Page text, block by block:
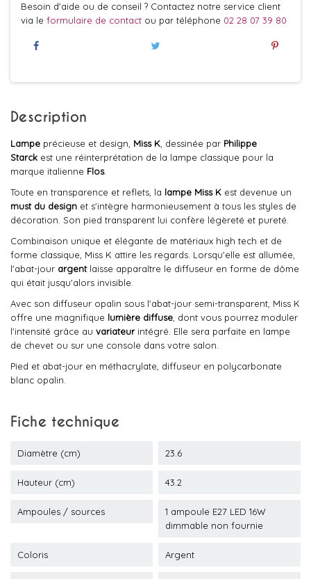
Besoin d'aide ou de conseil ? Contactez notre service client
via le formulaire de contact ou par téléphone 02 28 07 39 80
Description
Lampe précieuse et design, Miss K , dessinée par Philippe
Starck est une réinterprétation de la lampe classique pour la
marque italienne Flos.
Toute en transparence et reflets, la lampe Miss K est devenue un
must du design et s'intègre harmonieusement à tous les styles de
décoration. Son pied transparent lui confère légèreté et pureté.
Combinaison unique et élégante de matériaux high tech et de
forme classique, Miss K attire les regards. Lorsqu'elle est allumée,
l'abat-jour argentlaisse apparaître le diffuseur en forme de dôme
qui était jusqu'alors invisible.
Avec son diffuseur opalin sous l'abat-jour semi-transparent, Miss K
offre une magnifique lumière diffuse , dont vous pourrez moduler
l'intensité grâce au variateurintégré. Elle sera parfaite en lampe
de chevet ou sur une console dans votre salon.
Pied et abat-jour en méthacrylate, diffuseur en polycarbonate
blanc opalin.
Fiche technique
Diamètre (cm) 23.6
Hauteur (cm) 43.2
Ampoules / sources
1 ampoule E27 LED 16W
dimmable non fournie
Coloris Argent